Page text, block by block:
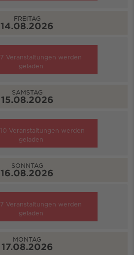
FREITAG
14.08.2026
7 Veranstaltungen werden
geladen
SAMSTAG
15.08.2026
10 Veranstaltungen werden
geladen
SONNTAG
16.08.2026
7 Veranstaltungen werden
geladen
MONTAG
17.08.2026